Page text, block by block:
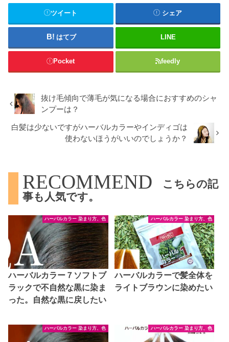
ツイート シェア
はてブ LINE
Pocket feedly
抜け毛傾向で薄毛が気になる場合におすすめのシャ
ンプーは？
白髪は少ないですがハーバルカラーやインディゴは
使わないほうがいいのでしょうか？
RECOMMEND
こちらの記
事も人気です。
ハーバルカラー 染まり方、色
ハーバルカラー７ソフトブ
ラックで不自然な黒に染ま
った。自然な黒に戻したい
ハーバルカラー 染まり方、色
ハーバルカラーで髪全体を
ライトブラウンに染めたい
ハーバルカラー 染まり方、色 ハーバルカラー 染まり方、色